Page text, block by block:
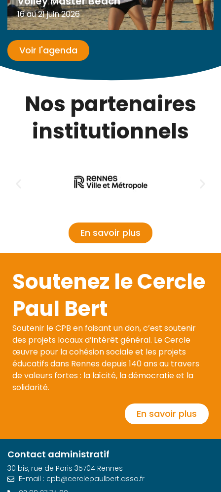
16 au 21 juin 2026
Voir l'agenda
Nos partenaires
institutionnels
En savoir plus
Soutenez le Cercle
Paul Bert
Soutenir le CPB en faisant un don, c’est soutenir
des projets locaux d’intérêt général. Le Cercle
œuvre pour la cohésion sociale et les projets
éducatifs dans Rennes depuis 140 ans au travers
de valeurs fortes : la laïcité, la démocratie et la
solidarité.
En savoir plus
Contact administratif
30 bis, rue de Paris 35704 Rennes
E-mail : cpb@cerclepaulbert.asso.fr